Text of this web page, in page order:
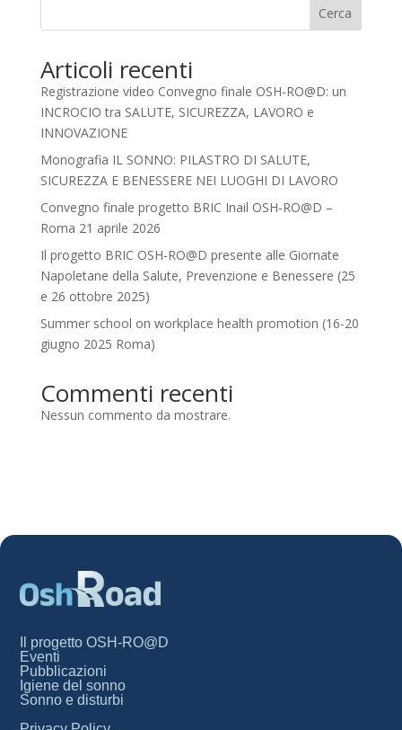
Cerca
Articoli recenti
Registrazione video Convegno finale OSH-RO@D: un
INCROCIO tra SALUTE, SICUREZZA, LAVORO e
INNOVAZIONE
Monografia IL SONNO: PILASTRO DI SALUTE,
SICUREZZA E BENESSERE NEI LUOGHI DI LAVORO
Convegno finale progetto BRIC Inail OSH-RO@D –
Roma 21 aprile 2026
Il progetto BRIC OSH-RO@D presente alle Giornate
Napoletane della Salute, Prevenzione e Benessere (25
e 26 ottobre 2025)
Summer school on workplace health promotion (16-20
giugno 2025 Roma)
Commenti recenti
Nessun commento da mostrare.
Il progetto OSH-RO@D
Eventi
Pubblicazioni
Igiene del sonno
Sonno e disturbi